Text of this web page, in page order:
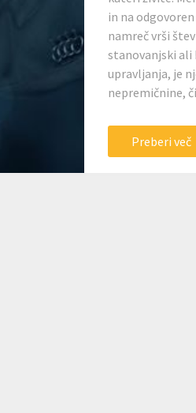
in na
namreč vrši
stanovanjski ali
upravljanja, je
nepremičnine,
Preberi več